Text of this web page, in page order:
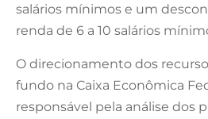
salários mínimos e um
renda de 6 a 10 salários
O direcionamento dos
fundo na Caixa Econômica
responsável pela análise dos